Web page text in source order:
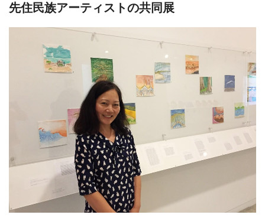
先住民族アーティストの共同展